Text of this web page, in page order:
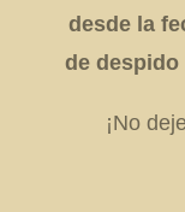
desde la
de despido
¡No